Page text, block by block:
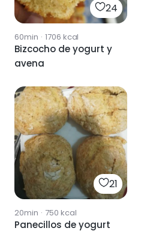
24
60min · 1706 kcal
Bizcocho de yogurt y
avena
21
20min · 750 kcal
Panecillos de yogurt